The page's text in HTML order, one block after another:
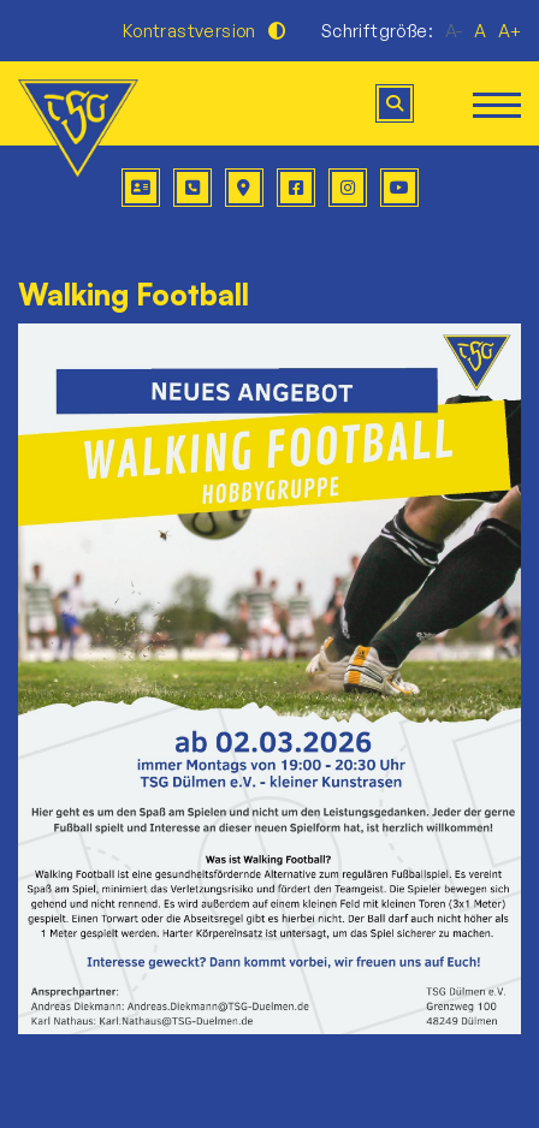
Kontrastversion Schriftgröße: A- A A+
Walking Football